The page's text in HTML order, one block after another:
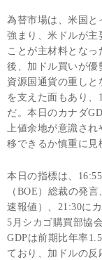
為替市場は、米国と
強まり、米ドルが主
ことが主材料となっ
後、加ドル買いが優
資源国通貨の重し
を支えた面もあり、
だ。本日のカナダ
上値余地が意識され
移できるか慎重に見
本日の指標は、
（BOE）総裁の発
速報値）、21:30に
5月シカゴ購買部協
GDPは前期比年率
ており、加ドルの反